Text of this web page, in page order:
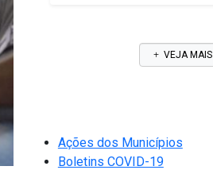
VEJA MAIS
Ações dos Municípios
Boletins COVID-19